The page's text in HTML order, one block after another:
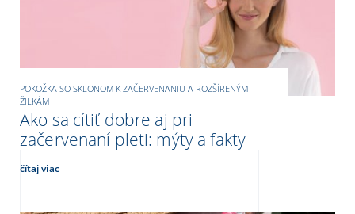
POKOŽKA SO SKLONOM K ZAČERVENANIU A ROZŠÍRENÝM
ŽILKÁM
Ako sa cítiť dobre aj pri
začervenaní pleti: mýty a fakty
čítaj viac